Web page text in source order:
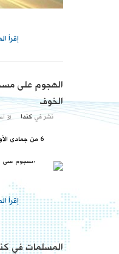
إقرأ
الهجوم على
الخوف
نشر في كندا (3 أصوات)
6 من جمادى الأولى 1438هـ
إقرأ
المسلمات في